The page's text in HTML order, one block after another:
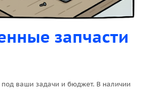
запчасти
ваши задачи и бюджет. В наличии